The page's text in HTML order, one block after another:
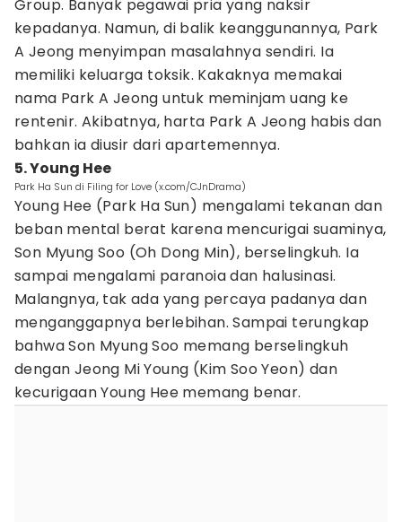
Group. Banyak pegawai pria yang naksir
kepadanya. Namun, di balik keanggunannya, Park
A Jeong menyimpan masalahnya sendiri. Ia
memiliki keluarga toksik. Kakaknya memakai
nama Park A Jeong untuk meminjam uang ke
rentenir. Akibatnya, harta Park A Jeong habis dan
bahkan ia diusir dari apartemennya.
5. Young Hee
Park Ha Sun di Filing for Love (x.com/CJnDrama)
Young Hee (Park Ha Sun) mengalami tekanan dan
beban mental berat karena mencurigai suaminya,
Son Myung Soo (Oh Dong Min), berselingkuh. Ia
sampai mengalami paranoia dan halusinasi.
Malangnya, tak ada yang percaya padanya dan
menganggapnya berlebihan. Sampai terungkap
bahwa Son Myung Soo memang berselingkuh
dengan Jeong Mi Young (Kim Soo Yeon) dan
kecurigaan Young Hee memang benar.